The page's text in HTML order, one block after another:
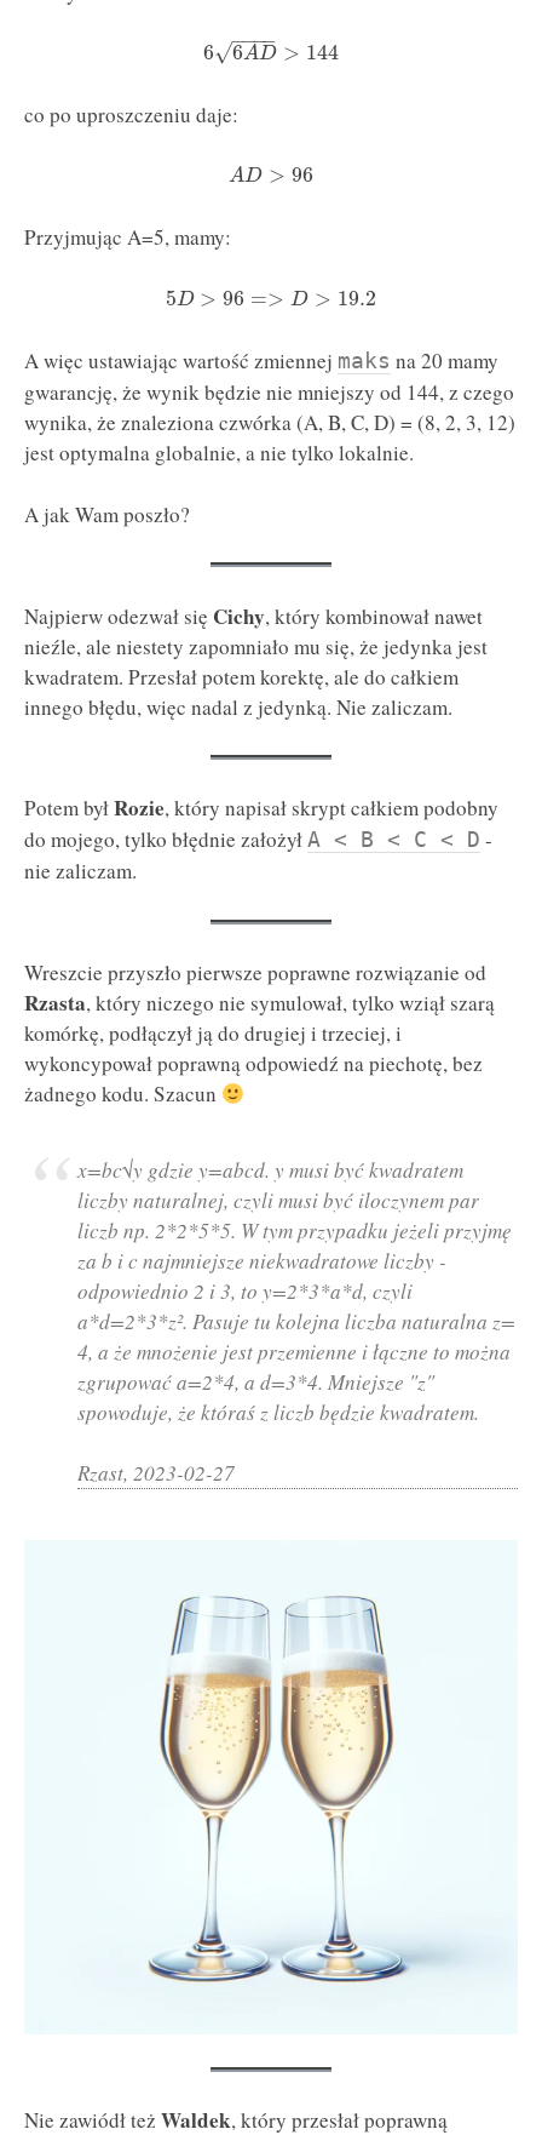
6 6AD
− −
−−
√ > 144
co po uproszczeniu daje:
AD > 96
Przyjmując A=5, mamy:
5D > 96 => D > 19.2
A więc ustawiając wartość zmiennej maks na 20 mamy
gwarancję, że wynik będzie nie mniejszy od 144, z czego
wynika, że znaleziona czwórka (A, B, C, D) = (8, 2, 3, 12)
jest optymalna globalnie, a nie tylko lokalnie.
A jak Wam poszło?
Najpierw odezwał się Cichy, który kombinował nawet
nieźle, ale niestety zapomniało mu się, że jedynka jest
kwadratem. Przesłał potem korektę, ale do całkiem
innego błędu, więc nadal z jedynką. Nie zaliczam.
Potem byłRozie, który napisał skrypt całkiem podobny
do mojego, tylko błędnie założyłA < B < C < D -
nie zaliczam.
Wreszcie przyszło pierwsze poprawne rozwiązanie od
Rzasta, który niczego nie symulował, tylko wziął szarą
komórkę, podłączył ją do drugiej i trzeciej, i
wykoncypował poprawną odpowiedź na piechotę, bez
żadnego kodu. Szacun
x=bc√y gdzie y=abcd. y musi być kwadratem
liczby naturalnej, czyli musi być iloczynem par
liczb np. 2*2*5*5. W tym przypadku jeżeli przyjmę
za b i c najmniejsze niekwadratowe liczby -
odpowiednio 2 i 3, to y=2*3*a*d, czyli
a*d=2*3*z². Pasuje tu kolejna liczba naturalna z=
4, a że mnożenie jest przemienne i łączne to można
zgrupować a=2*4, a d=3*4. Mniejsze "z"
spowoduje, że któraś z liczb będzie kwadratem.
Rzast, 2023-02-27
Nie zawiódł też Waldek, który przesłał poprawną